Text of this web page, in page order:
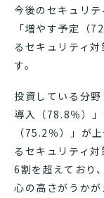
今後のセキュリ
「増やす予定（
るセキュリティ
す。
投資している分
導入（78.8％）
（75.2％）」が
るセキュリティ
6割を超えており
心の高さがうか